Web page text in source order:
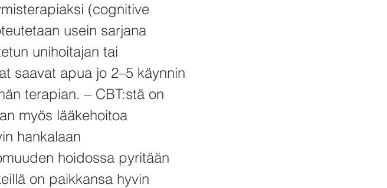
(cognitive
usein sarjana
unihoitajan tai
saavat apua jo 2–5 käynnin
terapian. – CBT:stä on
myös lääkehoitoa
hankalaan
hoidossa pyritään
on paikkansa hyvin